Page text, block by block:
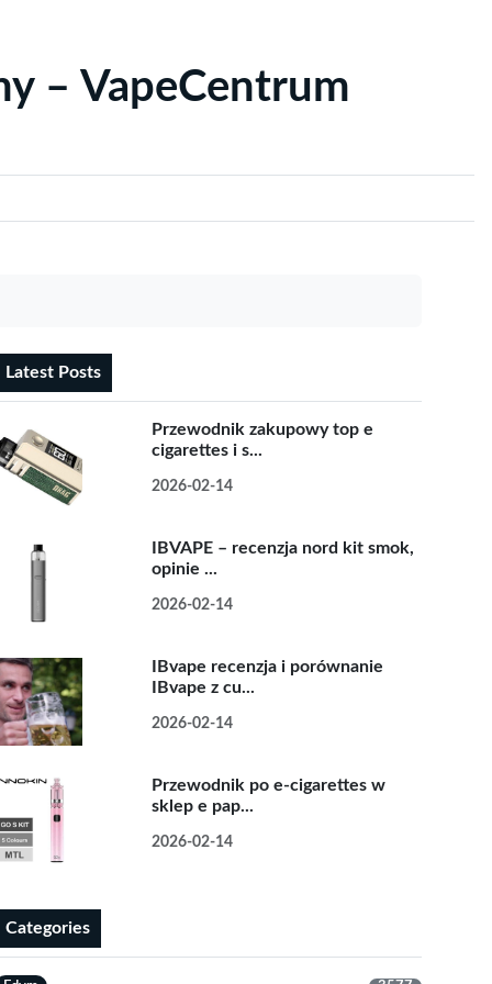
– VapeCentrum
Latest Posts
Przewodnik zakupowy top e
cigarettes i s...
2026-02-14
IBVAPE – recenzja nord kit smok,
opinie ...
2026-02-14
IBvape recenzja i porównanie
IBvape z cu...
2026-02-14
Przewodnik po e-cigarettes w
sklep e pap...
2026-02-14
Categories